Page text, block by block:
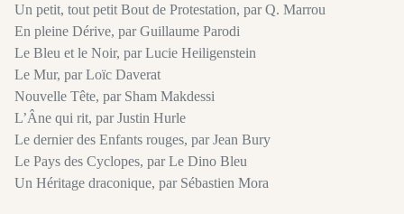
Un petit, tout petit Bout de Protestation, par Q. Marrou
En pleine Dérive, par Guillaume Parodi
Le Bleu et le Noir, par Lucie Heiligenstein
Le Mur, par Loïc Daverat
Nouvelle Tête, par Sham Makdessi
L’Âne qui rit, par Justin Hurle
Le dernier des Enfants rouges, par Jean Bury
Le Pays des Cyclopes, par Le Dino Bleu
Un Héritage draconique, par Sébastien Mora